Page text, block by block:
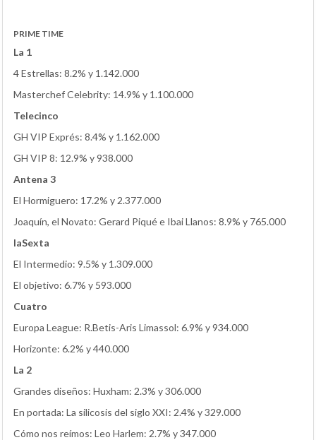
PRIME TIME
La 1
4 Estrellas: 8.2% y 1.142.000
Masterchef Celebrity: 14.9% y 1.100.000
Telecinco
GH VIP Exprés: 8.4% y 1.162.000
GH VIP 8: 12.9% y 938.000
Antena 3
El Hormiguero: 17.2% y 2.377.000
Joaquín, el Novato: Gerard Piqué e Ibai Llanos: 8.9% y 765.000
laSexta
El Intermedio: 9.5% y 1.309.000
El objetivo: 6.7% y 593.000
Cuatro
Europa League: R.Betis-Aris Limassol: 6.9% y 934.000
Horizonte: 6.2% y 440.000
La 2
Grandes diseños: Huxham: 2.3% y 306.000
En portada: La silicosis del siglo XXI: 2.4% y 329.000
Cómo nos reímos: Leo Harlem: 2.7% y 347.000